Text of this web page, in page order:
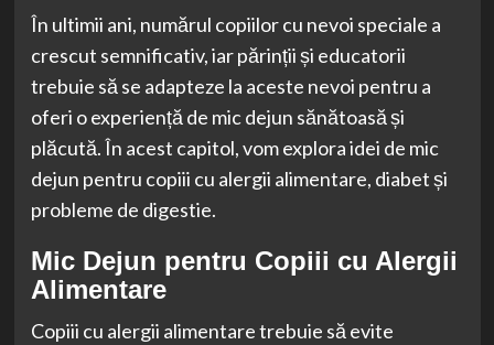
În ultimii ani, numărul copiilor cu nevoi speciale a
crescut semnificativ, iar părinții și educatorii
trebuie să se adapteze la aceste nevoi pentru a
oferi o experiență de mic dejun sănătoasă și
plăcută. În acest capitol, vom explora idei de mic
dejun pentru copiii cu alergii alimentare, diabet și
probleme de digestie.
Mic Dejun pentru Copiii cu Alergii
Alimentare
Copiii cu alergii alimentare trebuie să evite